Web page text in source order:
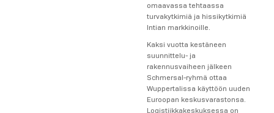
omaavassa tehtaassa
turvakytkimiä ja hissikytkimiä
Intian markkinoille.
Kaksi vuotta kestäneen
suunnittelu- ja
rakennusvaiheen jälkeen
Schmersal-ryhmä ottaa
Wuppertalissa käyttöön uuden
Euroopan keskusvarastonsa.
Logistiikkakeskuksessa on